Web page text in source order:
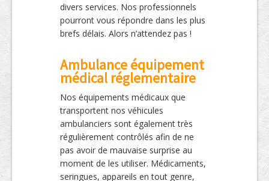
divers services. Nos professionnels
pourront vous répondre dans les plus
brefs délais. Alors n’attendez pas !
Ambulance équipement
médical réglementaire
Nos équipements médicaux que
transportent nos véhicules
ambulanciers sont également très
régulièrement contrôlés afin de ne
pas avoir de mauvaise surprise au
moment de les utiliser. Médicaments,
seringues, appareils en tout genre,